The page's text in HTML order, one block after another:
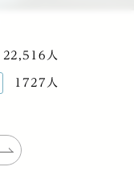
22,516人
1727人